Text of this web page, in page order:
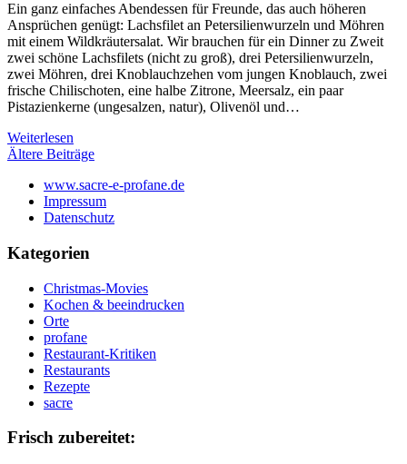
Ein ganz einfaches Abendessen für Freunde, das auch höheren
Ansprüchen genügt: Lachsfilet an Petersilienwurzeln und Möhren
mit einem Wildkräutersalat. Wir brauchen für ein Dinner zu Zweit
zwei schöne Lachsfilets (nicht zu groß), drei Petersilienwurzeln,
zwei Möhren, drei Knoblauchzehen vom jungen Knoblauch, zwei
frische Chilischoten, eine halbe Zitrone, Meersalz, ein paar
Pistazienkerne (ungesalzen, natur), Olivenöl und…
Weiterlesen
Beitragsnavigation
Ältere Beiträge
www.sacre-e-profane.de
Impressum
Datenschutz
Kategorien
Christmas-Movies
Kochen & beeindrucken
Orte
profane
Restaurant-Kritiken
Restaurants
Rezepte
sacre
Frisch zubereitet: